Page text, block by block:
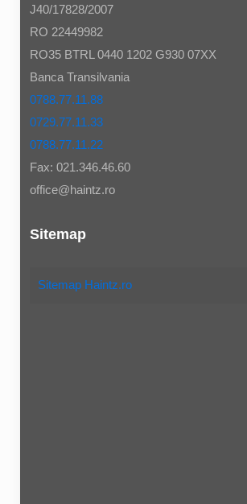
J40/17828/2007
RO 22449982
RO35 BTRL 0440 1202 G930 07XX
Banca Transilvania
0788.77.11.88
0729.77.11.33
0788.77.11.22
Fax: 021.346.46.60
office@haintz.ro
Sitemap
Sitemap Haintz.ro